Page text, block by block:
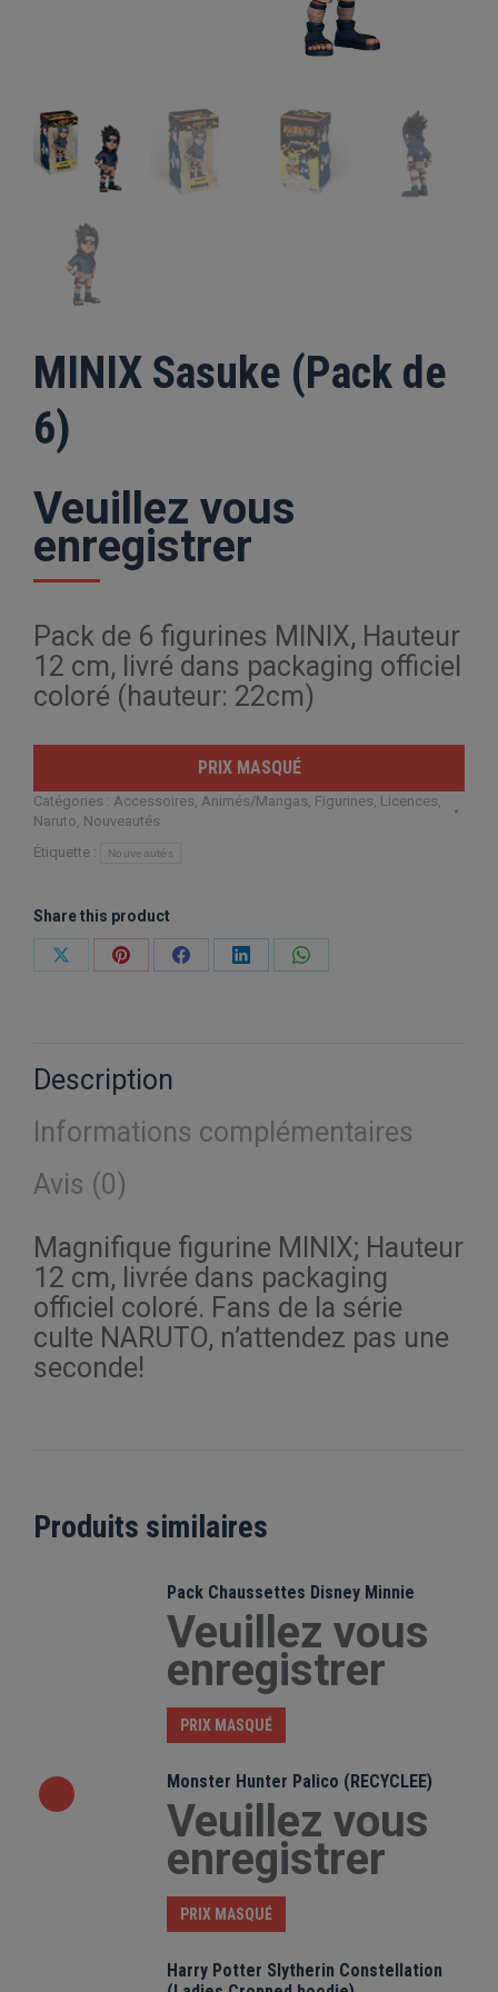
MINIX Sasuke (Pack de
6)
Veuillez vous
enregistrer
Pack de 6 figurines MINIX, Hauteur
12 cm, livré dans packaging officiel
coloré (hauteur: 22cm)
PRIX MASQUÉ
Catégories : Accessoires, Animés/Mangas, Figurines, Licences,
Naruto, Nouveautés
Étiquette :
Nouveautés
Share this product
PartagerPartagerPartagerPartagerPartager
Description
Informations complémentaires
Avis (0)
Magnifique figurine MINIX; Hauteur
12 cm, livrée dans packaging
officiel coloré. Fans de la série
culte NARUTO, n’attendez pas une
seconde!
Produits similaires
Pack Chaussettes Disney Minnie
Veuillez vous
enregistrer
PRIX MASQUÉ
Monster Hunter Palico (RECYCLEE)
Veuillez vous
enregistrer
PRIX MASQUÉ
Harry Potter Slytherin Constellation